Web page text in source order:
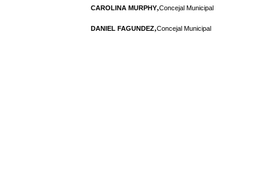
CAROLINA MURPHY,Concejal Municipal
DANIEL FAGUNDEZ,Concejal Municipal